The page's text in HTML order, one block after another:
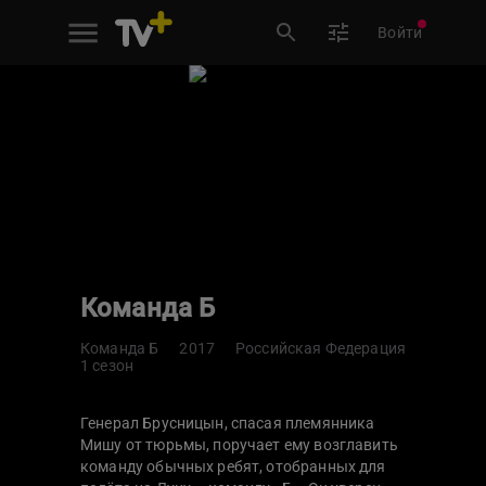
Войти
Команда Б
Команда Б 2017
Российская Федерация
1 сезон
Генерал Брусницын, спасая племянника
Мишу от тюрьмы, поручает ему возглавить
команду обычных ребят, отобранных для